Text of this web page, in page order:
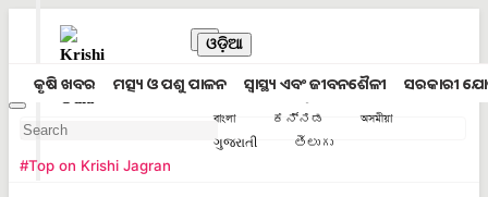
କୃଷି ଖବର ମତ୍ସ୍ୟ ଓ ପଶୁ ପାଳନ ସ୍ୱାସ୍ଥ୍ୟ ଏବଂ ଜୀବନଶୈଳୀ ସରକାରୀ
ଓଡ଼ିଆ
ਪੰਜਾਬੀ
தமிழ்
മലയാളം
বাংলা
ಕನ್ನಡ
অসমীয়া
ગુજરાતી
తెలుగు
#Top on Krishi Jagran